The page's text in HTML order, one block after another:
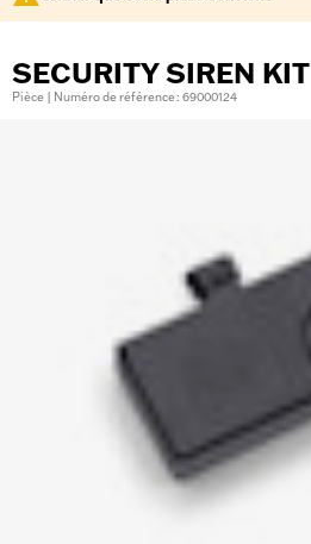
SECURITY SIREN KIT
Pièce | Numéro de référence : 69000124